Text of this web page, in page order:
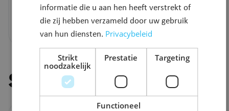
Meer info
Stel je vraag
informatie die u aan hen heeft verstrekt of
die zij hebben verzameld door uw gebruik
van hun diensten. Privacybeleid
Strikt
noodzakelijk
Prestatie Targeting
Functioneel